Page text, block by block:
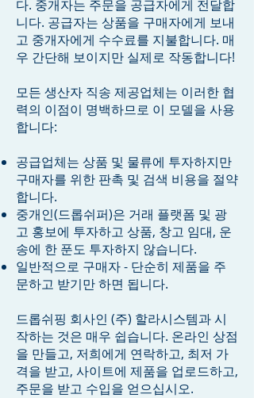
다. 중개자는 주문을 공급자에게 전달합
니다. 공급자는 상품을 구매자에게 보내
고 중개자에게 수수료를 지불합니다. 매
우 간단해 보이지만 실제로 작동합니다!
모든 생산자 직송 제공업체는 이러한 협
력의 이점이 명백하므로 이 모델을 사용
합니다:
공급업체는 상품 및 물류에 투자하지만
구매자를 위한 판촉 및 검색 비용을 절약
합니다.
중개인(드롭쉬퍼)은 거래 플랫폼 및 광
고 홍보에 투자하고 상품, 창고 임대, 운
송에 한 푼도 투자하지 않습니다.
일반적으로 구매자 - 단순히 제품을 주
문하고 받기만 하면 됩니다.
드롭쉬핑 회사인 (주) 할라시스템과 시
작하는 것은 매우 쉽습니다. 온라인 상점
을 만들고, 저희에게 연락하고, 최저 가
격을 받고, 사이트에 제품을 업로드하고,
주문을 받고 수입을 얻으십시오.​